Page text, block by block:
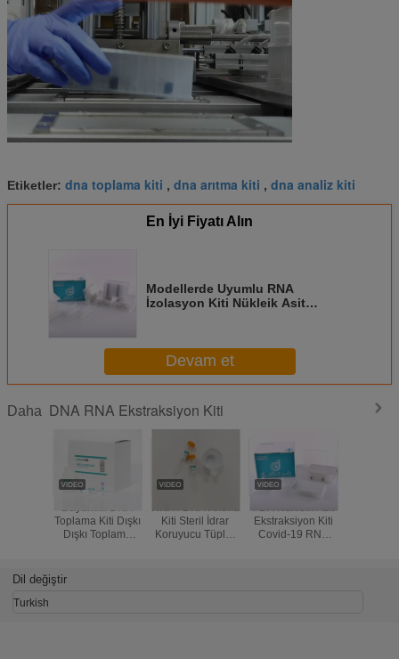
Etiketler: dna toplama kiti , dna arıtma kiti , dna analiz kiti
En İyi Fiyatı Alın
Modellerde Uyumlu RNA
İzolasyon Kiti Nükleik Asit
Devam et
Daha DNA RNA Ekstraksiyon Kiti
Dayanıklı DNA
Toplama Kiti Dışkı
Dışkı Toplama
Kiti Steril İdrar
Koruyucu Tüpler
FDA Nükleik Asit
Ekstraksiyon Kiti
Covid-19 RNA
Dil değiştir
Turkish